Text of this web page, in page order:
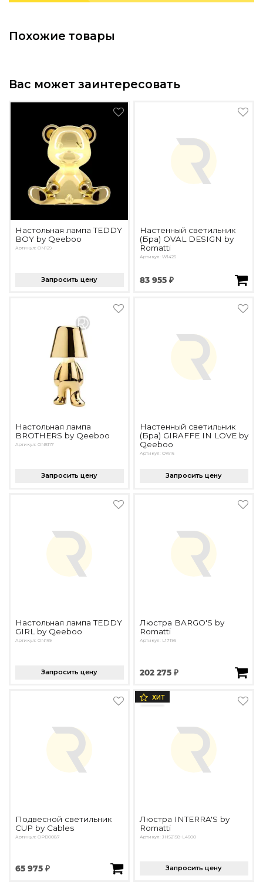
Все категории товаров
Бренды
Похожие товары
Вас может заинтересовать
Настольная лампа TEDDY
BOY by Qeeboo
Артикул: ON129
Запросить цену
Настенный светильник
(Бра) OVAL DESIGN by
Romatti
Артикул: W1426
83 955 ₽
Настольная лампа
BROTHERS by Qeeboo
Артикул: ON5117
Запросить цену
Настенный светильник
(Бра) GIRAFFE IN LOVE by
Qeeboo
Артикул: OW16
Запросить цену
Настольная лампа TEDDY
GIRL by Qeeboo
Артикул: ON169
Запросить цену
Люстра BARGO'S by
Romatti
Артикул: L17196
202 275 ₽
Подвесной светильник
CUP by Cables
Артикул: OPD0087
65 975 ₽
ХИТ
Люстра INTERRA'S by
Romatti
Артикул: JH52158-L4600
Запросить цену